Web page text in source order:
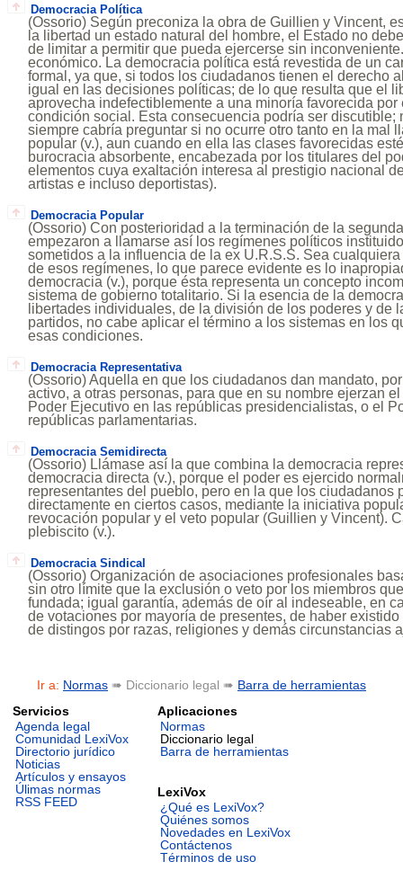
Democracia Política
(Ossorio) Según preconiza la obra de Guillien y Vincent,
la libertad un estado natural del hombre, el Estado no
de limitar a permitir que pueda ejercerse sin
económico. La democracia política está revestida de un
formal, ya que, si todos los ciudadanos tienen el derecho
igual en las decisiones políticas; de lo que resulta que el
aprovecha indefectiblemente a una minoría favorecida por
condición social. Esta consecuencia podría ser discutible;
siempre cabría preguntar si no ocurre otro tanto en la mal
popular (v.), aun cuando en ella las clases favorecidas
burocracia absorbente, encabezada por los titulares del
elementos cuya exaltación interesa al prestigio nacional
artistas e incluso deportistas).
Democracia Popular
(Ossorio) Con posterioridad a la terminación de la
empezaron a llamarse así los regímenes políticos
sometidos a la influencia de la ex U.R.S.S. Sea
de esos regímenes, lo que parece evidente es lo
democracia (v.), porque ésta representa un concepto
sistema de gobierno totalitario. Si la esencia de la
libertades individuales, de la división de los poderes y de
partidos, no cabe aplicar el término a los sistemas en los
esas condiciones.
Democracia Representativa
(Ossorio) Aquella en que los ciudadanos dan mandato,
activo, a otras personas, para que en su nombre ejerzan
Poder Ejecutivo en las repúblicas presidencialistas, o el
repúblicas parlamentarias.
Democracia Semidirecta
(Ossorio) Llámase así la que combina la democracia
democracia directa (v.), porque el poder es ejercido
representantes del pueblo, pero en la que los ciudadanos
directamente en ciertos casos, mediante la iniciativa
revocación popular y el veto popular (Guillien y Vincent).
plebiscito (v.).
Democracia Sindical
(Ossorio) Organización de asociaciones profesionales
sin otro límite que la exclusión o veto por los miembros
fundada; igual garantía, además de oír al indeseable, en
de votaciones por mayoría de presentes, de haber
de distingos por razas, religiones y demás circunstancias
Ir a: Normas ➠ Diccionario legal ➠ Barra de herramientas
Servicios
Agenda legal
Comunidad LexiVox
Directorio jurídico
Noticias
Artículos y ensayos
Úlimas normas
RSS FEED
Aplicaciones
Normas
Diccionario legal
Barra de herramientas
LexiVox
¿Qué es LexiVox?
Quiénes somos
Novedades en LexiVox
Contáctenos
Términos de uso